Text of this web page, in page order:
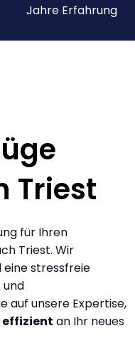
Jahre Erfahrung
Triest
für Ihren
Triest. Wir
eine stressfreie
und
auf unsere Expertise,
effizient an Ihr neues